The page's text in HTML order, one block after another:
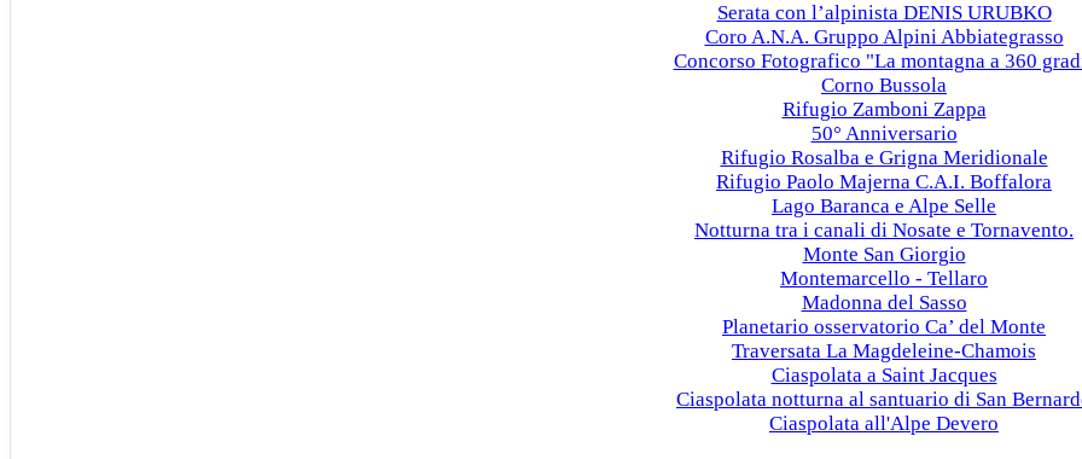
Serata con l’alpinista DENIS URUBKO
Coro A.N.A. Gruppo Alpini Abbiategrasso
Concorso Fotografico "La montagna a 360
Corno Bussola
Rifugio Zamboni Zappa
50° Anniversario
Rifugio Rosalba e Grigna Meridionale
Rifugio Paolo Majerna C.A.I. Boffalora
Lago Baranca e Alpe Selle
Notturna tra i canali di Nosate e Tornavento.
Monte San Giorgio
Montemarcello - Tellaro
Madonna del Sasso
Planetario osservatorio Ca’ del Monte
Traversata La Magdeleine-Chamois
Ciaspolata a Saint Jacques
Ciaspolata notturna al santuario di San
Ciaspolata all'Alpe Devero